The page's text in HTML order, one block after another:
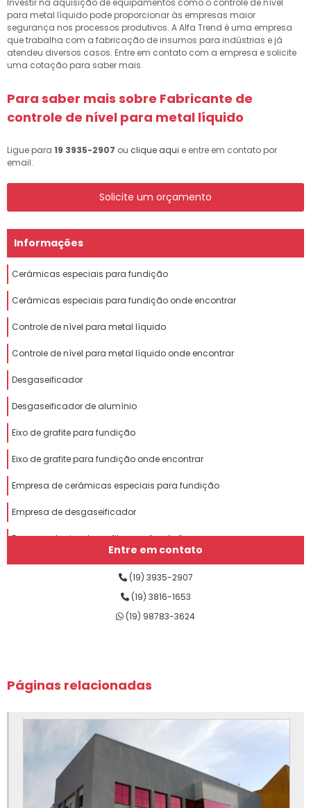
Investir na aquisição de equipamentos como o controle de nível
para metal líquido pode proporcionar às empresas maior
segurança nos processos produtivos. A Alfa Trend é uma empresa
que trabalha com a fabricação de insumos para indústrias e já
atendeu diversos casos. Entre em contato com a empresa e solicite
uma cotação para saber mais.
Para saber mais sobre Fabricante de
controle de nível para metal líquido
Ligue para 19 3935-2907 ou clique aqui e entre em contato por
email.
Solicite um orçamento
Informações
Cerâmicas especiais para fundição
Cerâmicas especiais para fundição onde encontrar
Controle de nível para metal líquido
Controle de nível para metal líquido onde encontrar
Desgaseificador
Desgaseificador de alumínio
Eixo de grafite para fundição
Eixo de grafite para fundição onde encontrar
Empresa de cerâmicas especiais para fundição
Empresa de desgaseificador
Empresa de eixo de grafite para fundição
Empresa de grafite para fundição
Empresa de insumos para fundição
Empresa de lubrificantes para fundição
Empresa de sílica fundida
Empresa de silicato de cálcio para fundição
Empresa de tinta para fundição
Fábrica de eixo de grafite para fundição
Fábrica de insumos para fundição
Entre em contato
(19) 3935-2907
(19) 3816-1653
(19) 98783-3624
Páginas relacionadas